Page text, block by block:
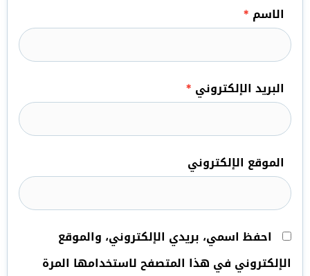
الاسم *
البريد الإلكتروني *
الموقع الإلكتروني
احفظ اسمي، بريدي الإلكتروني، والموقع
الإلكتروني في هذا المتصفح لاستخدامها المرة